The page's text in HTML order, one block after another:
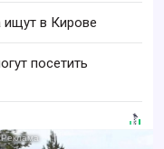
ищут в Кирове
посетить